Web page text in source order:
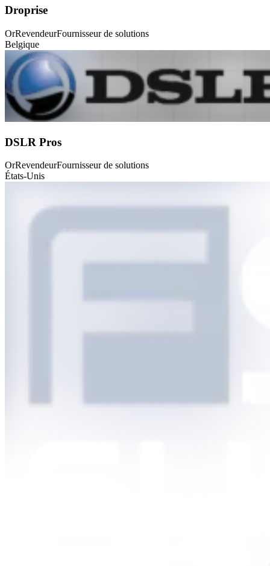
Droprise
OrRevendeurFournisseur de solutions
Belgique
DSLR Pros
OrRevendeurFournisseur de solutions
États-Unis